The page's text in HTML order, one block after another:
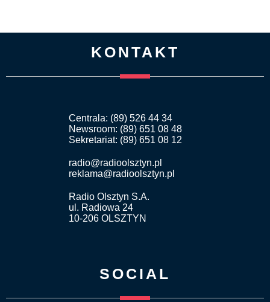
KONTAKT
Centrala: (89) 526 44 34
Newsroom: (89) 651 08 48
Sekretariat: (89) 651 08 12
radio@radioolsztyn.pl
reklama@radioolsztyn.pl
Radio Olsztyn S.A.
ul. Radiowa 24
10-206 OLSZTYN
SOCIAL